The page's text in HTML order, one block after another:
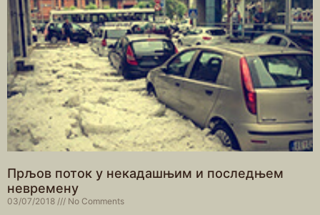
Прљов поток у некадашњим и последњем
невремену
03/07/2018 No Comments